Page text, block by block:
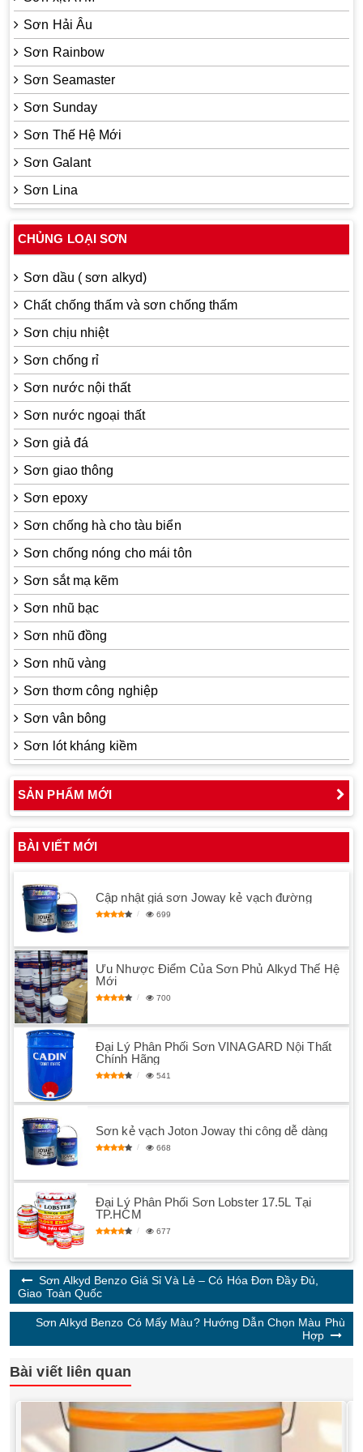
Sơn Hải Âu
Sơn Rainbow
Sơn Seamaster
Sơn Sunday
Sơn Thế Hệ Mới
Sơn Galant
Sơn Lina
CHỦNG LOẠI SƠN
Sơn dầu ( sơn alkyd)
Chất chống thấm và sơn chống thấm
Sơn chịu nhiệt
Sơn chống rỉ
Sơn nước nội thất
Sơn nước ngoại thất
Sơn giả đá
Sơn giao thông
Sơn epoxy
Sơn chống hà cho tàu biển
Sơn chống nóng cho mái tôn
Sơn sắt mạ kẽm
Sơn nhũ bạc
Sơn nhũ đồng
Sơn nhũ vàng
Sơn thơm công nghiệp
Sơn vân bông
Sơn lót kháng kiềm
SẢN PHẨM MỚI
BÀI VIẾT MỚI
Cập nhật giá sơn Joway kẻ vạch đường
699
Ưu Nhược Điểm Của Sơn Phủ Alkyd Thế Hệ
Mới
700
Đại Lý Phân Phối Sơn VINAGARD Nội Thất
Chính Hãng
541
Sơn kẻ vạch Joton Joway thi công dễ dàng
668
Đại Lý Phân Phối Sơn Lobster 17.5L Tại
TP.HCM
677
Sơn Alkyd Benzo Giá Sỉ Và Lẻ – Có Hóa Đơn Đầy Đủ,
Giao Toàn Quốc
Sơn Alkyd Benzo Có Mấy Màu? Hướng Dẫn Chọn Màu Phù
Hợp
Bài viết liên quan